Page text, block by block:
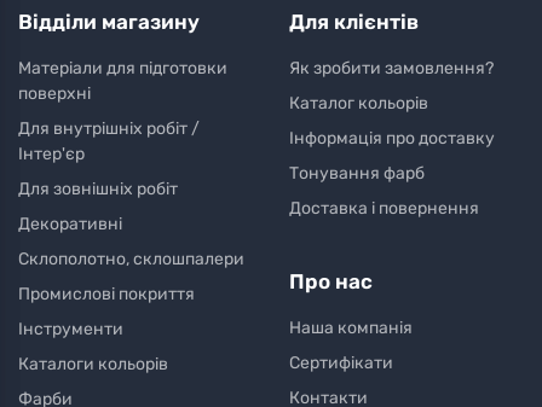
Відділи магазину
Матеріали для підготовки
поверхні
Для внутрішніх робіт /
Інтер'єр
Для зовнішніх робіт
Декоративні
Склополотно, склошпалери
Промислові покриття
Інструменти
Каталоги кольорів
Фарби
Для клієнтів
Як зробити замовлення?
Каталог кольорів
Інформація про доставку
Тонування фарб
Доставка і повернення
Про нас
Наша компанія
Сертифікати
Контакти